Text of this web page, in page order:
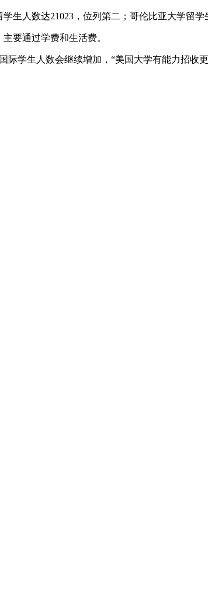
人数达21023，位列第二；哥伦比亚大学留学
要通过学费和生活费。
学生人数会继续增加，“美国大学有能力招收